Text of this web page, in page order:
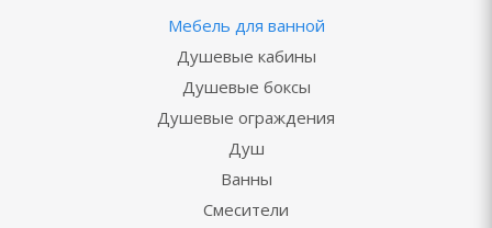
Мебель для ванной
Душевые кабины
Душевые боксы
Душевые ограждения
Душ
Ванны
Смесители